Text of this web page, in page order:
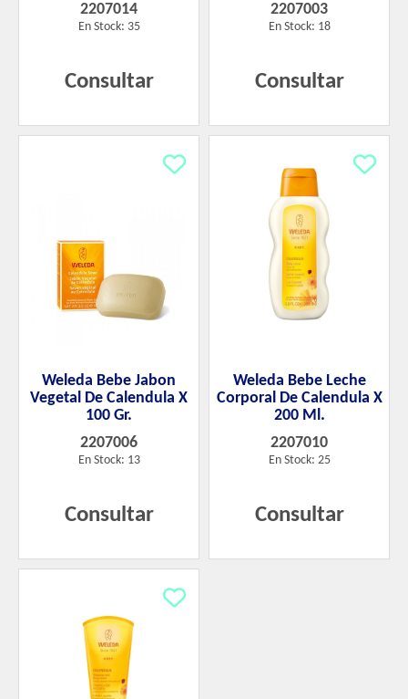
2207014
En Stock: 35
Consultar
2207003
En Stock: 18
Consultar
Weleda Bebe Jabon
Vegetal De Calendula X
100 Gr.
2207006
En Stock: 13
Consultar
Weleda Bebe Leche
Corporal De Calendula X
200 Ml.
2207010
En Stock: 25
Consultar